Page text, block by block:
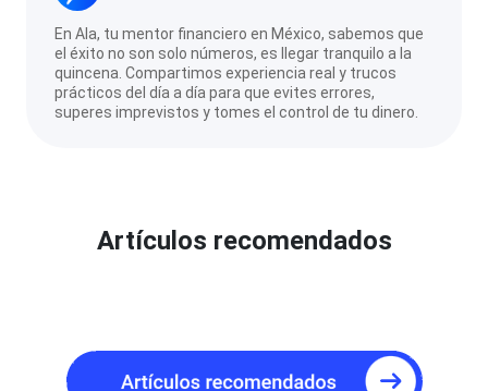
En Ala, tu mentor financiero en México, sabemos que
el éxito no son solo números, es llegar tranquilo a la
quincena. Compartimos experiencia real y trucos
prácticos del día a día para que evites errores,
superes imprevistos y tomes el control de tu dinero.
Artículos recomendados